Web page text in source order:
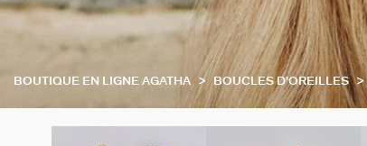
BOUTIQUE EN LIGNE AGATHA BOUCLES D'OREILLES